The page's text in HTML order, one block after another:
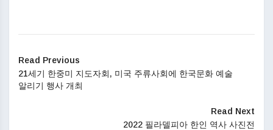
Read Previous
21세기 한중미 지도자회, 미국 주류사회에 한국문화 예술
알리기 행사 개최
Read Next
2022 필라델피아 한인 역사 사진전